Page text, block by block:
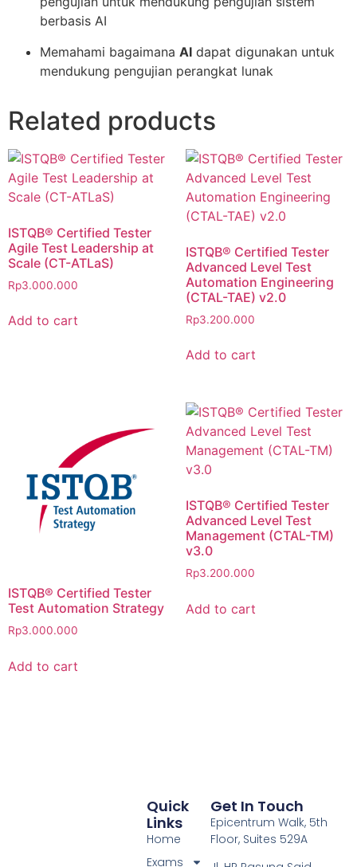
berbasis AI
Memahami bagaimana AI dapat digunakan untuk
mendukung pengujian perangkat lunak
Related products
ISTQB® Certified Tester
Agile Test Leadership at
Scale (CT-ATLaS)
Rp3.000.000
Add to cart
ISTQB® Certified Tester
Advanced Level Test
Automation Engineering
(CTAL-TAE) v2.0
Rp3.200.000
Add to cart
ISTQB® Certified Tester
Test Automation Strategy
Rp3.000.000
Add to cart
ISTQB® Certified Tester
Advanced Level Test
Management (CTAL-TM)
v3.0
Rp3.200.000
Add to cart
Quick
Links
Home
Exams
Get In Touch
Epicentrum Walk, 5th
Floor, Suites 529A